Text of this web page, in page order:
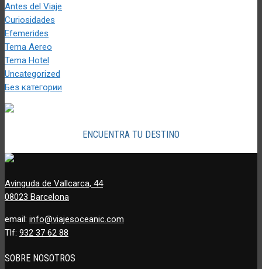
Antes del Viaje
Curiosidades
Efemerides
Tema Aereo
Tema Hotel
Uncategorized
Без категории
ENCUENTRA TU DESTINO
Avinguda de Vallcarca, 44
08023 Barcelona
email: info@viajesoceanic.com
Tlf: 932 37 62 88
SOBRE NOSOTROS